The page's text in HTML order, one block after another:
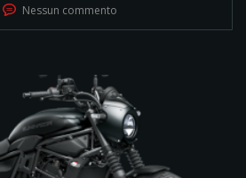
Nessun commento